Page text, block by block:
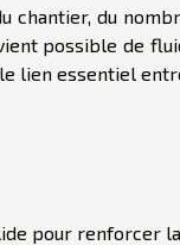
du
possible de
lien essentiel
pour renforcer